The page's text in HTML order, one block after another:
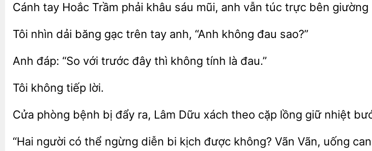
Cánh tay Hoắc phải khâu sáu anh vẫn túc trực bên
Tôi nhìn băng trên anh, “Anh không đau sao?”
Anh đáp: với trước thì không là đau.”
lời.
Cửa phòng bệnh bị đẩy Lâm xách theo cặp lồng giữ nhiệt
“Hai người có ngừng diễn bi kịch không?
Vãn, uống